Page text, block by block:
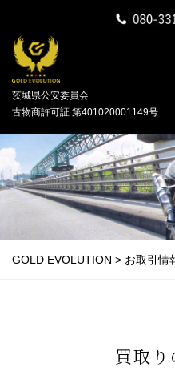
中古バイクの買
茨城県公安委員会
古物商許可証 第401020001149号
GOLD EVOLUTION > お取引情
買取